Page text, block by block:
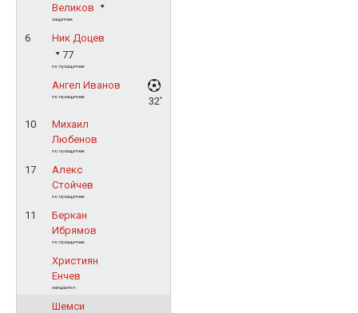
Великов
защитник
6
Ник Доцев
77
полузащитник
Ангел Иванов
полузащитник
32'
10
Михаил
Любенов
полузащитник
17
Алекс
Стойчев
полузащитник
11
Беркан
Ибрямов
полузащитник
Християн
Енчев
нападател
Шемси